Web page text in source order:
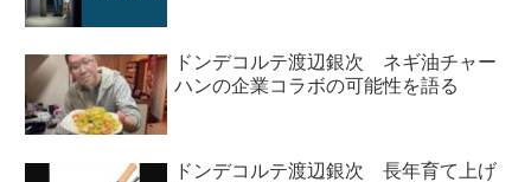
ドンデコルテ渡辺銀次 ネギ油チャー
ハンの企業コラボの可能性を語る
ドンデコルテ渡辺銀次 長年育て上げ